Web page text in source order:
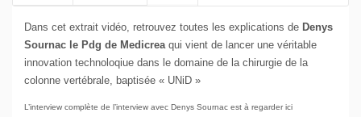
Dans cet extrait vidéo, retrouvez toutes les explications de Denys
Sournac le Pdg de Medicreaqui vient de lancer une véritable
innovation technoloqiue dans le domaine de la chirurgie de la
colonne vertébrale, baptisée « UNiD »
L’interview complète de l’interview avec Denys Sournac est à regarder ici